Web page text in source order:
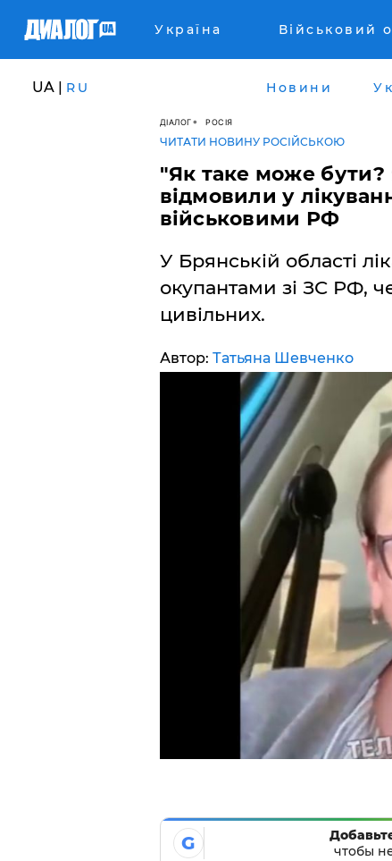
Україна Військовий
UA | RU Новини
ДІАЛОГ РОСІЯ
ЧИТАТИ НОВИНУ РОСІЙСЬКОЮ
"Як таке може бути?
відмовили у
військовими РФ
У Брянській області
окупантами зі ЗС РФ,
цивільних.
Автор: Татьяна Шевченко
G
чтобы